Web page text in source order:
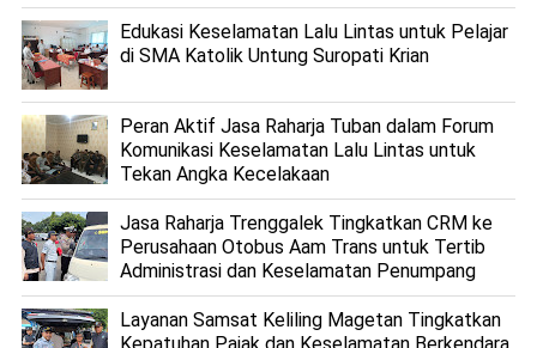
Edukasi Keselamatan Lalu Lintas untuk Pelajar
di SMA Katolik Untung Suropati Krian
Peran Aktif Jasa Raharja Tuban dalam Forum
Komunikasi Keselamatan Lalu Lintas untuk
Tekan Angka Kecelakaan
Jasa Raharja Trenggalek Tingkatkan CRM ke
Perusahaan Otobus Aam Trans untuk Tertib
Administrasi dan Keselamatan Penumpang
Layanan Samsat Keliling Magetan Tingkatkan